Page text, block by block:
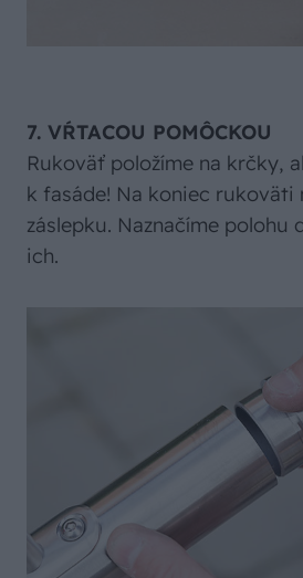
7. VŔTACOU POMÔCKOU
Rukoväť položíme na krčky,
k fasáde! Na koniec rukoväti
záslepku. Naznačíme polohu
ich.